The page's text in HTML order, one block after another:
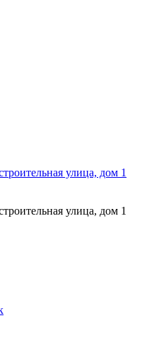
улица, дом 1
улица, дом 1